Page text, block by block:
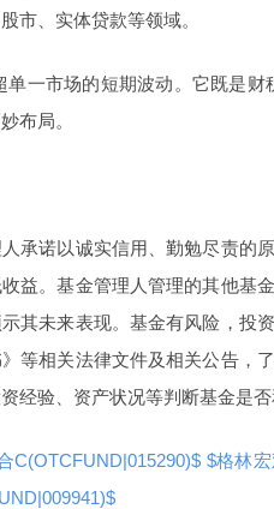
市、实体贷款等领域。
一市场的短期波动。它既是财
布局。
承诺以诚实信用、勤勉尽责的
益。基金管理人管理的其他基
其未来表现。基金有风险，投
等相关法律文件及相关公告，
经验、资产状况等判断基金是
C(OTCFUND|015290)$ $格林